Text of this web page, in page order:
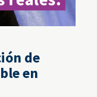
de
en